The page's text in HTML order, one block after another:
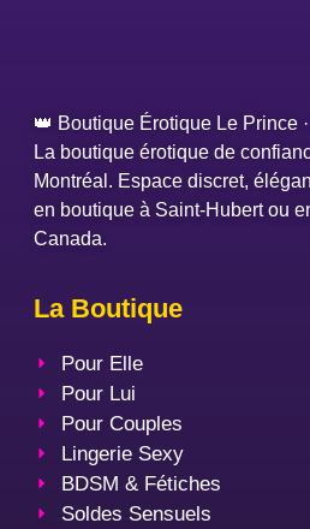
👑 Boutique Érotique Le Prince
La boutique érotique de
Montréal. Espace discret,
en boutique à Saint-Hubert ou
Canada.
La Boutique
Pour Elle
Pour Lui
Pour Couples
Lingerie Sexy
BDSM & Fétiches
Soldes Sensuels